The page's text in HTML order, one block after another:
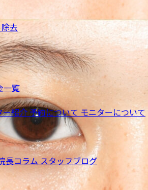
去
一覧
ー紹介予約について モニターについて
長コラム スタッフブログ